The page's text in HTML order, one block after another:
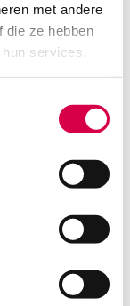
met andere
die ze hebben
services.
4.60